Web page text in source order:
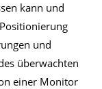
kann und
und
überwachten
einer Monitor